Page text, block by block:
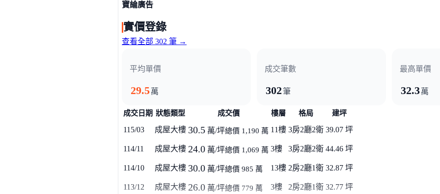
寶綸廣告
實價登錄
查看全部 302 筆 →
平均單價
29.5萬
成交筆數
302筆
最高單價
32.3萬
成交日期 狀態類型 成交價 樓層 格局 建坪
115/03 成屋大樓 30.5 萬/坪總價 1,190 萬 11樓 3房2廳2衛 39.07 坪
114/11 成屋大樓 24.0 萬/坪總價 1,069 萬 3樓 3房2廳2衛 44.46 坪
114/10 成屋大樓 30.0 萬/坪總價 985 萬 13樓 2房2廳1衛 32.87 坪
113/12 成屋大樓 26.0 萬/坪總價 779 萬 3樓 2房2廳1衛 32.77 坪